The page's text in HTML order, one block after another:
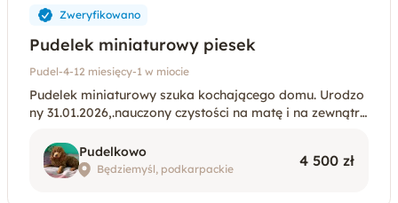
Zweryfikowano
Pudelek miniaturowy piesek
Pudel-4-12 miesięcy-1 w miocie
Pudelek miniaturowy szuka kochającego domu. Urodzo
ny 31.01.2026,.nauczony czystości na matę i na zewnątrz.
owywany w warunkach domowych w rodzinie z
Pudelkowo
Będziemyśl, podkarpackie 4 500 zł